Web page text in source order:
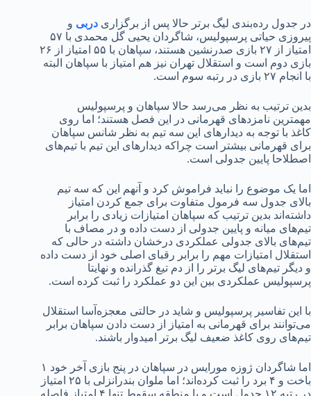
در جدول رده‌بندی لیگ برتر حالا پس از برگزاری دربی و
پیروزی حیاتی پرسپولیس، شاگردان یحیی گل محمدی با ۵۷
امتیاز از ۲۷ بازی صدرنشین هستند، سپاهان با ۵۵ امتیاز از ۲۶
بازی دوم است و استقلال تهران نیز هم امتیاز با سپاهان البته
با انجام ۲۷ بازی در رتبه سوم است.
بدین ترتیب به نظر می‌رسد حالا سپاهان و پرسپولیس
مهمترین نامزدهای قهرمانی در این فصل هستند؛ اما روی
کاغذ با توجه به دیدارهای این سه تیم به نظر شانس سپاهان
برای قهرمانی بیشتر است چراکه دیدارهای این تیم با تیم‌های
اصطلاحا پایین جدولی است.
اما یک موضوع را نباید فراموش کرد و آنهم این که سه تیم
بالای جدول سه فرمول متفاوت برای جمع کردن امتیاز
داشته‌اند بدین ترتیب که سپاهان امتیازات زیادی را برابر
تیم‌های میانه و پایین جدولی از دست داده و در مصاف با
تیم‌های بالای جدولی عملکردی درخشان داشته در حالی که
استقلال امتیازات مهم را برابر رقبای اصلی خود از دست داده
و دیگر تیم‌های لیگ برتر را از دم تیغ گذرانده و نهایتا
پرسپولیس عملکردی بین این دو عملکرد را ثبت کرده است.
با این تفاسیر پرسپولیس و شاید در حالتی معجزه‌آسا استقلال
می‌توانند برای قهرمانی به امتیاز از دست دادن سپاهان برابر
تیم‌های روی کاغذ ضعیف لیگ برتر امیدوار باشند.
اما شاگردان ژوزه مورایس در سپاهان در پنج بازی آخر خود ۱
باخت و ۴ برد را ثبت کرده‌اند؛ اما ملوان بندرانزلی با ۲۵ امتیاز
در رتبه ۱۲ جدول است و با منطقه سقوط تنها ۴ امتیاز فاصله